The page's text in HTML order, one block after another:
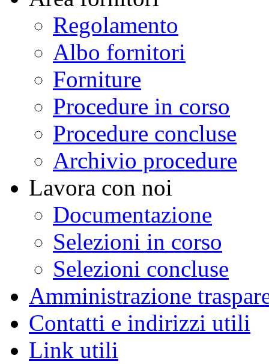
Regolamento
Albo fornitori
Forniture
Procedure in corso
Procedure concluse
Archivio procedure
Lavora con noi
Documentazione
Selezioni in corso
Selezioni concluse
Amministrazione
Contatti e indirizzi utili
Link utili